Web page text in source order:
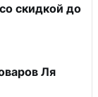
скидкой до
Ля